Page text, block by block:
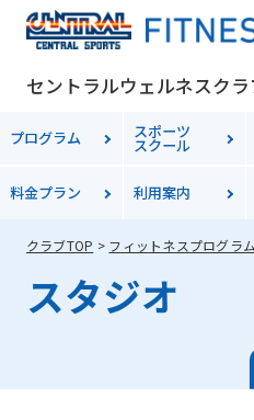
セントラルウェルネスク
プログラム スポーツ
スクール
料金プラン 利用案内
クラブTOP フィットネスプログラム
スタジオ